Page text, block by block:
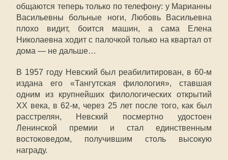
общаются теперь только по телефону: у Марианны
Васильевны больные ноги, Любовь Васильевна
плохо видит, боится машин, а сама Елена
Николаевна ходит с палочкой только на квартал от
дома — не дальше…
В 1957 году Невский был реабилитирован, в 60-м
издана его «Тангутская филология», ставшая
одним из крупнейших филологических открытий
ХХ века, в 62-м, через 25 лет после того, как был
расстрелян, Невский посмертно удостоен
Ленинской премии и стал единственным
востоковедом, получившим столь высокую
награду.